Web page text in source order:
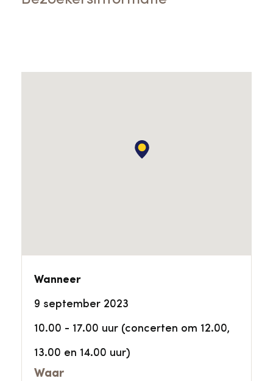
Wanneer
9 september 2023
10.00 - 17.00 uur (concerten om 12.00,
13.00 en 14.00 uur)
Waar